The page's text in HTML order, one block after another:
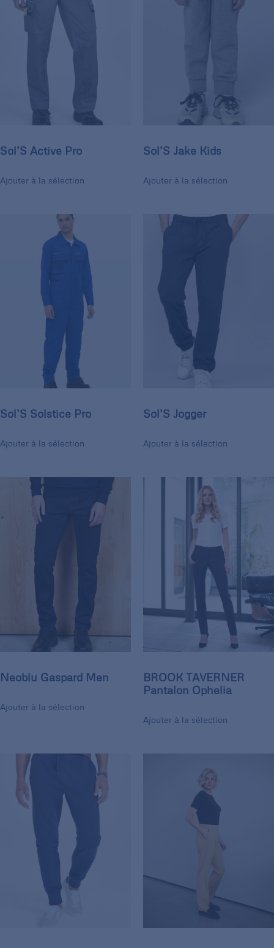
Sol’S Active Pro
Ajouter à la sélection
Sol’S Jake Kids
Ajouter à la sélection
Sol’S Solstice Pro
Ajouter à la sélection
Sol’S Jogger
Ajouter à la sélection
Neoblu Gaspard Men
Ajouter à la sélection
BROOK TAVERNER
Pantalon Ophelia
Ajouter à la sélection